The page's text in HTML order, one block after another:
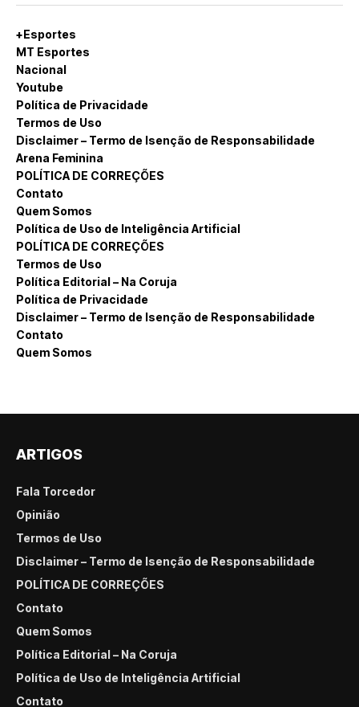
+Esportes
MT Esportes
Nacional
Youtube
Política de Privacidade
Termos de Uso
Disclaimer – Termo de Isenção de Responsabilidade
Arena Feminina
POLÍTICA DE CORREÇÕES
Contato
Quem Somos
Política de Uso de Inteligência Artificial
POLÍTICA DE CORREÇÕES
Termos de Uso
Política Editorial – Na Coruja
Política de Privacidade
Disclaimer – Termo de Isenção de Responsabilidade
Contato
Quem Somos
ARTIGOS
Fala Torcedor
Opinião
Termos de Uso
Disclaimer – Termo de Isenção de Responsabilidade
POLÍTICA DE CORREÇÕES
Contato
Quem Somos
Política Editorial – Na Coruja
Política de Uso de Inteligência Artificial
Contato